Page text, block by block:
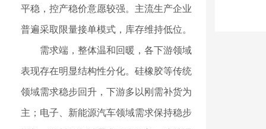
平稳，控产稳价意愿较强。主流生产企业
普遍采取限量接单模式，库存维持低位。
需求端，整体温和回暖，各下游领域
表现存在明显结构性分化。硅橡胶等传统
领域需求稳步回升，下游多以刚需补货为
主；电子、新能源汽车领域需求保持稳步